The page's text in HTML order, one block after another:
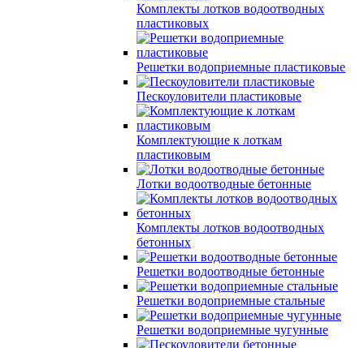
Комплекты лотков водоотводных
пластиковых
Решетки водоприемные пластиковые
Пескоуловители пластиковые
Комплектующие к лоткам
пластиковым
Лотки водоотводные бетонные
Комплекты лотков водоотводных
бетонных
Решетки водоотводные бетонные
Решетки водоприемные стальные
Решетки водоприемные чугунные